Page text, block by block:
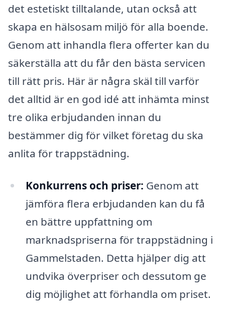
det estetiskt tilltalande, utan också att
skapa en hälsosam miljö för alla boende.
Genom att inhandla flera offerter kan du
säkerställa att du får den bästa servicen
till rätt pris. Här är några skäl till varför
det alltid är en god idé att inhämta minst
tre olika erbjudanden innan du
bestämmer dig för vilket företag du ska
anlita för trappstädning.
Konkurrens och priser: Genom att
jämföra flera erbjudanden kan du få
en bättre uppfattning om
marknadspriserna för trappstädning i
Gammelstaden. Detta hjälper dig att
undvika överpriser och dessutom ge
dig möjlighet att förhandla om priset.